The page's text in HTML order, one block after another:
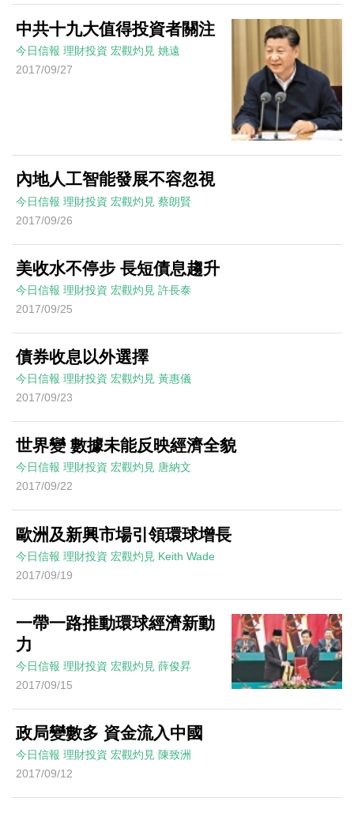
中共十九大值得投資者關注
今日信報 理財投資 宏觀灼見 姚遠
2017/09/27
內地人工智能發展不容忽視
今日信報 理財投資 宏觀灼見 蔡朗賢
2017/09/26
美收水不停步 長短債息趨升
今日信報 理財投資 宏觀灼見 許長泰
2017/09/25
債券收息以外選擇
今日信報 理財投資 宏觀灼見 黃惠儀
2017/09/23
世界變 數據未能反映經濟全貌
今日信報 理財投資 宏觀灼見 唐納文
2017/09/22
歐洲及新興市場引領環球增長
今日信報 理財投資 宏觀灼見 Keith Wade
2017/09/19
一帶一路推動環球經濟新動
力
今日信報 理財投資 宏觀灼見 薛俊昇
2017/09/15
政局變數多 資金流入中國
今日信報 理財投資 宏觀灼見 陳致洲
2017/09/12